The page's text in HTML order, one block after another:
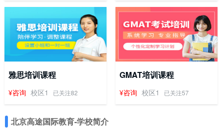
雅思培训课程
¥咨询 校区1 已关注82
GMAT培训课程
¥咨询 校区1 已关注57
北京高途国际教育-学校简介